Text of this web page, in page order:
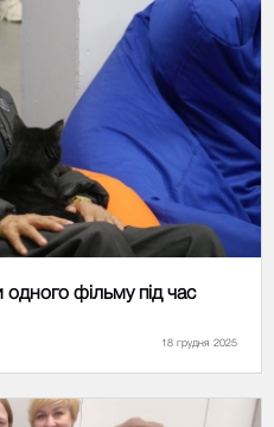
одного фільму під час
18 грудня 2025